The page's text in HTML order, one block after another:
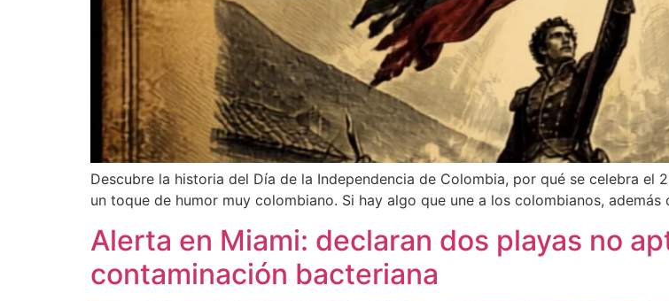
Descubre la historia del Día de la Independencia de Colombia, por qué se celebra
un toque de humor muy colombiano. Si hay algo que une a los colombianos,
Alerta en Miami: declaran dos playas no
contaminación bacteriana